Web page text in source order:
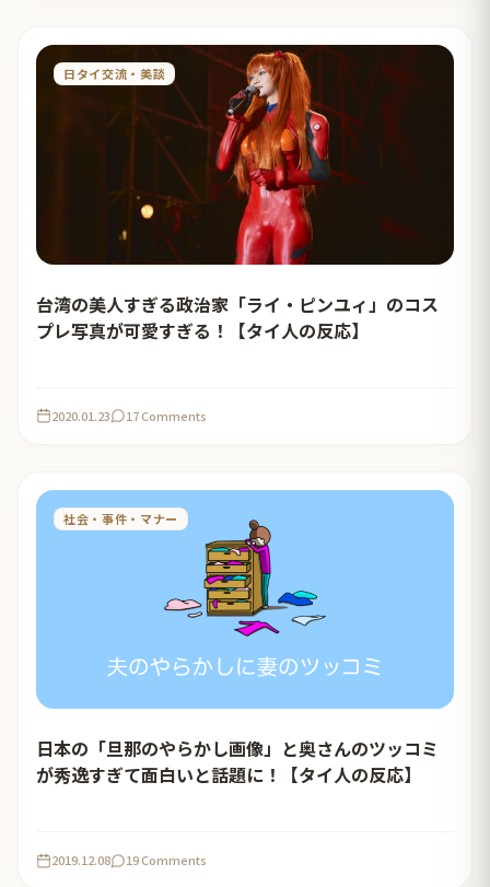
日タイ交流・美談
台湾の美人すぎる政治家「ライ・ピンユィ」のコス
プレ写真が可愛すぎる！【タイ人の反応】
2020.01.23 17 Comments
社会・事件・マナー
日本の「旦那のやらかし画像」と奥さんのツッコミ
が秀逸すぎて面白いと話題に！【タイ人の反応】
2019.12.08 19 Comments